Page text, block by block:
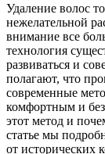
Удаление волос
нежелательной
внимание все
технология
развиваться и
полагают, что
современные
комфортным и
этот метод и
статье мы
от исторических